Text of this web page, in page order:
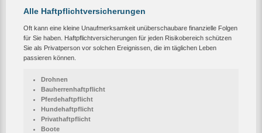
Alle Haftpflichtversicherungen
Oft kann eine kleine Unaufmerksamkeit unüberschaubare finanzielle Folgen
für Sie haben. Haftpflichtversicherungen für jeden Risikobereich schützen
Sie als Privatperson vor solchen Ereignissen, die im täglichen Leben
passieren können.
Drohnen
Bauherrenhaftpflicht
Pferdehaftpflicht
Hundehaftpflicht
Privathaftpflicht
Boote